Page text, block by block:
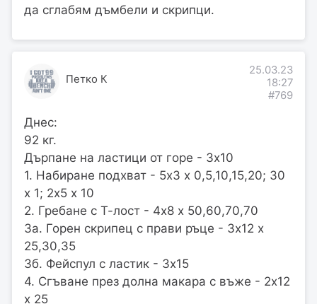
да сглабям дъмбели и скрипци.
Петко К
25.03.23
18:27
#769
Днес:
92 кг.
Дърпане на ластици от горе - 3х10
1. Набиране подхват - 5х3 х 0,5,10,15,20; 30
х 1; 2х5 х 10
2. Гребане с Т-лост - 4х8 х 50,60,70,70
3а. Горен скрипец с прави ръце - 3х12 х
25,30,35
3б. Фейспул с ластик - 3х15
4. Сгъване през долна макара с въже - 2х12
х 25